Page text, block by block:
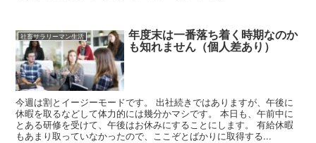
社畜サラリーマン生活 年度末は一番落ち着く時期なのか
も知れません（個人差あり）
今週は割とイージーモードです。 出社続きではありますが、午後に
休暇を取るなどして体力的には幾分かマシです。 本日も、午前中に
とある研修を受けて、午後はお休みにすることにします。 有給休暇
もあまり取っていなかったので、ここぞとばかりに取得する...